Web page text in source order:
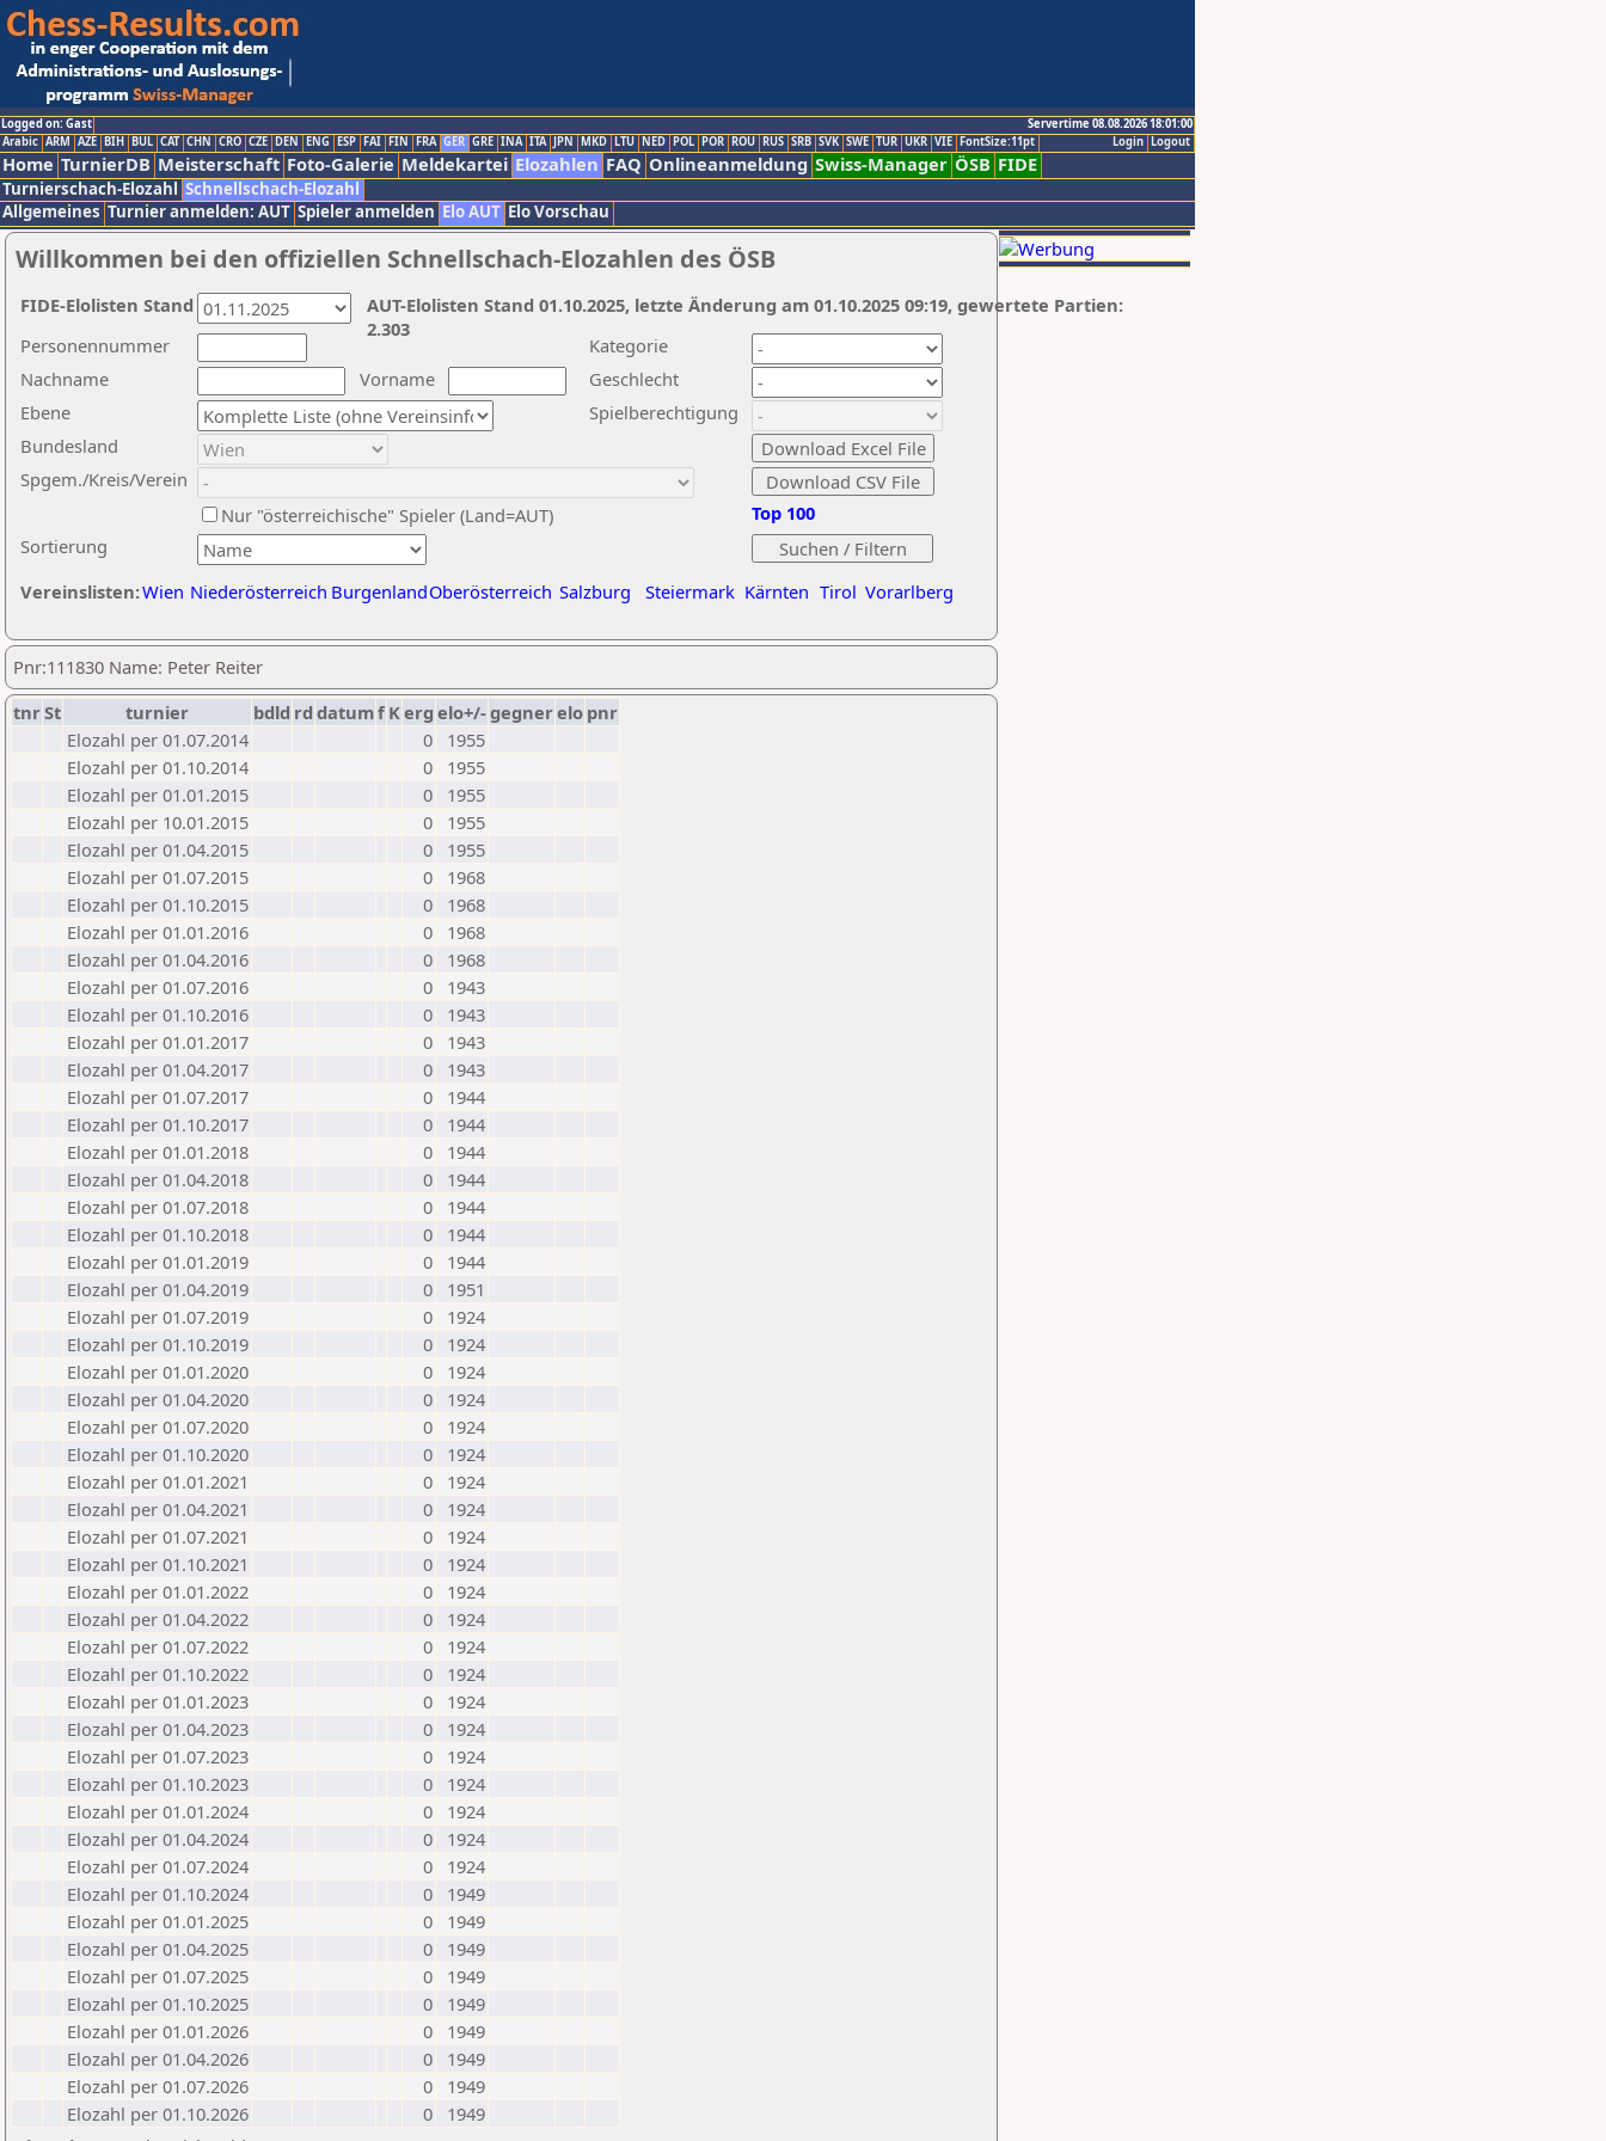
Logged on: Gast
Servertime 08.08.2026 18:01:00
Logout
Login
Arabic ARM AZE BIH BUL CAT CHN CRO CZE DEN ENG ESP FAI FIN FRA GER GRE INA ITA JPN MKD LTU NED POL POR ROU RUS SRB SVK SWE TUR UKR VIE FontSize:11pt
Home TurnierDB Meisterschaft Foto-Galerie Meldekartei Elozahlen FAQ Onlineanmeldung Swiss-Manager ÖSB FIDE
Turnierschach-Elozahl Schnellschach-Elozahl
Allgemeines Turnier anmelden: AUT Spieler anmelden Elo AUT Elo Vorschau
Willkommen bei den offiziellen Schnellschach-Elozahlen des ÖSB
Nachname
Vorname
Ebene
Kategorie
Sortierung
Personennummer
Bundesland
Spgem./Kreis/Verein
Geschlecht
Nur "österreichische" Spieler (Land=AUT)
Spielberechtigung
Vereinslisten:Wien Niederösterreich BurgenlandOberösterreich Salzburg Steiermark Kärnten Tirol Vorarlberg
Top 100
AUT-Elolisten Stand 01.10.2025, letzte Änderung am 01.10.2025 09:19, gewertete Partien:
2.303
FIDE-Elolisten Stand
Pnr:111830 Name: Peter Reiter
tnrSt turnier bdld rd datumf Kerg elo+/-gegnerelo pnr
Elozahl per 01.07.2014
0
1955
Elozahl per 01.10.2014
0
1955
Elozahl per 01.01.2015
0
1955
Elozahl per 10.01.2015
0
1955
Elozahl per 01.04.2015
0
1955
Elozahl per 01.07.2015
0
1968
Elozahl per 01.10.2015
0
1968
Elozahl per 01.01.2016
0
1968
Elozahl per 01.04.2016
0
1968
Elozahl per 01.07.2016
0
1943
Elozahl per 01.10.2016
0
1943
Elozahl per 01.01.2017
0
1943
Elozahl per 01.04.2017
0
1943
Elozahl per 01.07.2017
0
1944
Elozahl per 01.10.2017
0
1944
Elozahl per 01.01.2018
0
1944
Elozahl per 01.04.2018
0
1944
Elozahl per 01.07.2018
0
1944
Elozahl per 01.10.2018
0
1944
Elozahl per 01.01.2019
0
1944
Elozahl per 01.04.2019
0
1951
Elozahl per 01.07.2019
0
1924
Elozahl per 01.10.2019
0
1924
Elozahl per 01.01.2020
0
1924
Elozahl per 01.04.2020
0
1924
Elozahl per 01.07.2020
0
1924
Elozahl per 01.10.2020
0
1924
Elozahl per 01.01.2021
0
1924
Elozahl per 01.04.2021
0
1924
Elozahl per 01.07.2021
0
1924
Elozahl per 01.10.2021
0
1924
Elozahl per 01.01.2022
0
1924
Elozahl per 01.04.2022
0
1924
Elozahl per 01.07.2022
0
1924
Elozahl per 01.10.2022
0
1924
Elozahl per 01.01.2023
0
1924
Elozahl per 01.04.2023
0
1924
Elozahl per 01.07.2023
0
1924
Elozahl per 01.10.2023
0
1924
Elozahl per 01.01.2024
0
1924
Elozahl per 01.04.2024
0
1924
Elozahl per 01.07.2024
0
1924
Elozahl per 01.10.2024
0
1949
Elozahl per 01.01.2025
0
1949
Elozahl per 01.04.2025
0
1949
Elozahl per 01.07.2025
0
1949
Elozahl per 01.10.2025
0
1949
Elozahl per 01.01.2026
0
1949
Elozahl per 01.04.2026
0
1949
Elozahl per 01.07.2026
0
1949
Elozahl per 01.10.2026
0
1949